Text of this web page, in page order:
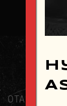
OTA YHTEYTTÄ